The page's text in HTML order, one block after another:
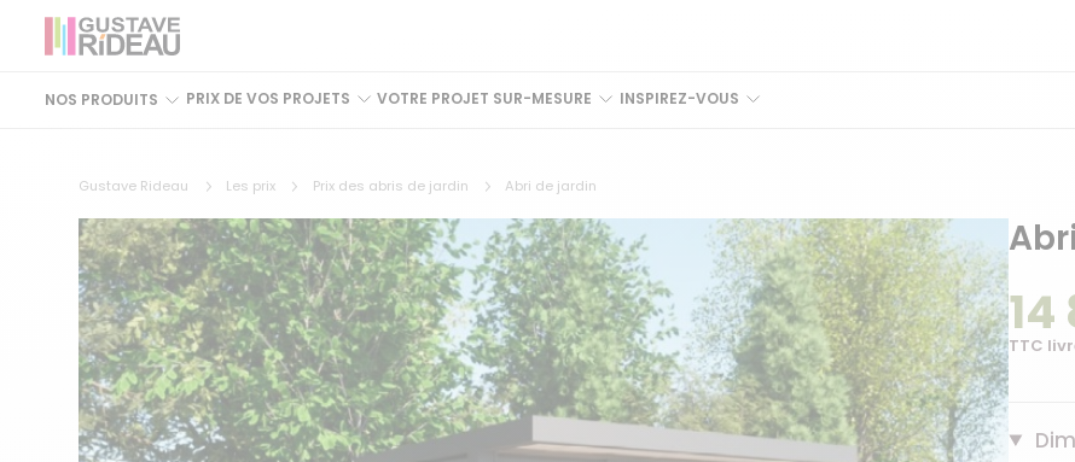
NOS PRODUITS PRIX DE VOS PROJETS VOTRE PROJET SUR-MESURE INSPIREZ-VOUS
Gustave Rideau Les prix Prix des abris de jardin Abri de jardin
TTC